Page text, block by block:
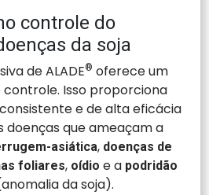
controle do
da soja
de ALADE® oferece um
Isso proporciona
e de alta eficácia
doenças que ameaçam a
asiática, doenças de
foliares, oídio e a podridão
da soja).